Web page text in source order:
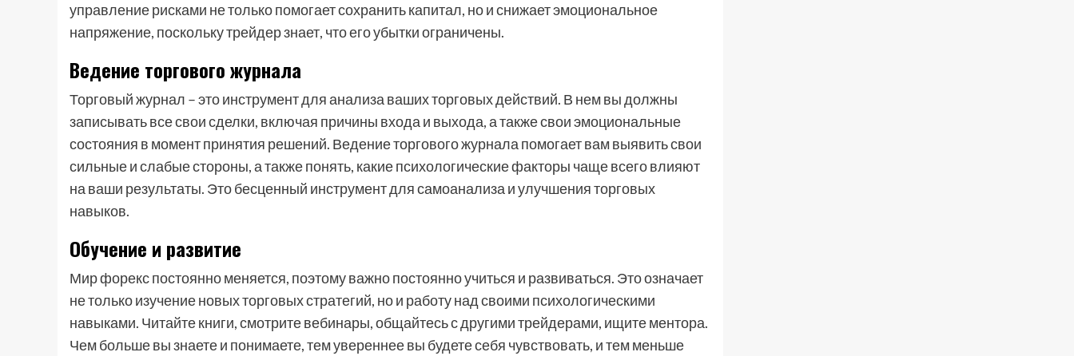
управление рисками не только помогает сохранить капитал, но и снижает эмоциональное
напряжение, поскольку трейдер знает, что его убытки ограничены.
Ведение торгового журнала
Торговый журнал – это инструмент для анализа ваших торговых действий. В нем вы должны
записывать все свои сделки, включая причины входа и выхода, а также свои эмоциональные
состояния в момент принятия решений. Ведение торгового журнала помогает вам выявить свои
сильные и слабые стороны, а также понять, какие психологические факторы чаще всего влияют
на ваши результаты. Это бесценный инструмент для самоанализа и улучшения торговых
навыков.
Обучение и развитие
Мир форекс постоянно меняется, поэтому важно постоянно учиться и развиваться. Это означает
не только изучение новых торговых стратегий, но и работу над своими психологическими
навыками. Читайте книги, смотрите вебинары, общайтесь с другими трейдерами, ищите ментора.
Чем больше вы знаете и понимаете, тем увереннее вы будете себя чувствовать, и тем меньше